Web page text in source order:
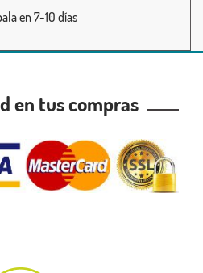
en 7-10 días
en tus compras